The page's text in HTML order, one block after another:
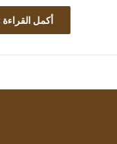
أكمل القراءة